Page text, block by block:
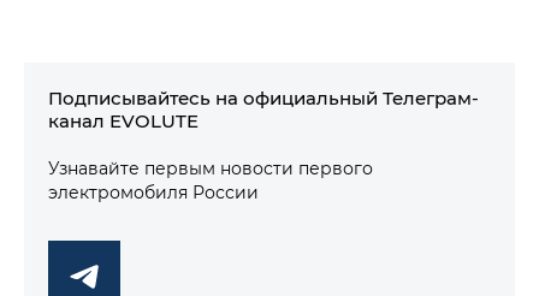
Подписывайтесь на официальный Телеграм-
канал EVOLUTE
Узнавайте первым новости первого
электромобиля России